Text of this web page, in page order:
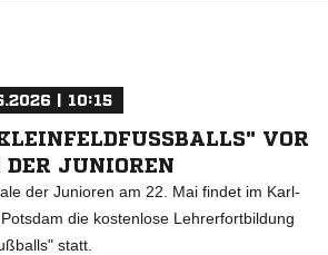
| 10:15
VOR P
JUNIOREN
der Junioren am 22. Mai findet im Karl-
die kostenlose Lehrerfortbildung
statt.